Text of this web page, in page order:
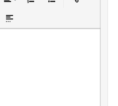
ссылку
скрытого текста
цитаты
Вставка спойлера